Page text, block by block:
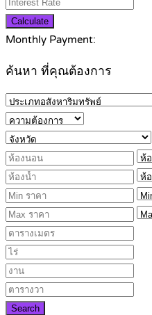
Calculate
Monthly Payment:
ค้นหา ที่คุณต้องการ
Search